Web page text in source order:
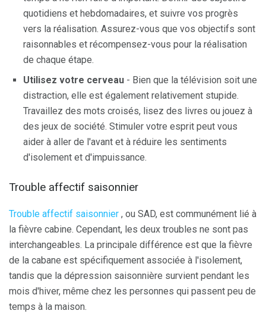
quotidiens et hebdomadaires, et suivre vos progrès
vers la réalisation. Assurez-vous que vos objectifs sont
raisonnables et récompensez-vous pour la réalisation
de chaque étape.
Utilisez votre cerveau - Bien que la télévision soit une
distraction, elle est également relativement stupide.
Travaillez des mots croisés, lisez des livres ou jouez à
des jeux de société. Stimuler votre esprit peut vous
aider à aller de l'avant et à réduire les sentiments
d'isolement et d'impuissance.
Trouble affectif saisonnier
Trouble affectif saisonnier , ou SAD, est communément lié à
la fièvre cabine. Cependant, les deux troubles ne sont pas
interchangeables. La principale différence est que la fièvre
de la cabane est spécifiquement associée à l'isolement,
tandis que la dépression saisonnière survient pendant les
mois d'hiver, même chez les personnes qui passent peu de
temps à la maison.